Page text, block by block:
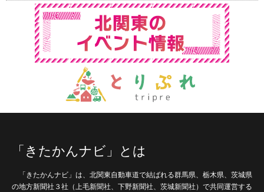
「きたかんナビ」とは
「きたかんナビ」は、北関東自動車道で結ばれる群馬県、栃木県、茨城県
の地方新聞社３社（上毛新聞社、下野新聞社、茨城新聞社）で共同運営する